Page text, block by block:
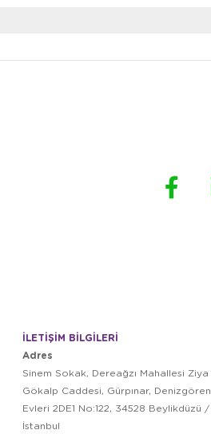
İLETİŞİM BİLGİLERİ
Adres
Sinem Sokak, Dereağzı Mahallesi Ziya
Gökalp Caddesi, Gürpınar, Denizgören
Evleri 2DE1 No:122, 34528 Beylikdüzü /
İstanbul